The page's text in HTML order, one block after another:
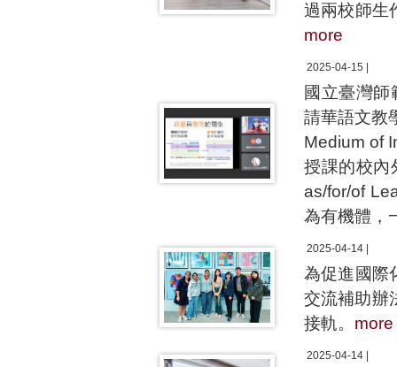
過兩校師生
more
2025-04-15 |
國立臺灣
請華語文教
Medium of
授課的校內
as/for/of
為有機體，
2025-04-14 |
為促進國際
交流補助辦
接軌。 more
2025-04-14 |